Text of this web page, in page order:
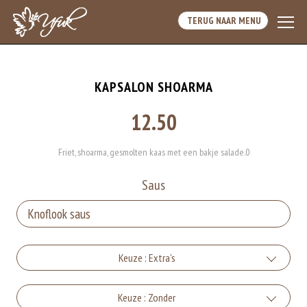
TERUG NAAR MENU
KAPSALON SHOARMA
12.50
Friet, shoarma, gesmolten kaas met een bakje salade.0
Saus
Keuze : Extra's
Kaas
Keuze : Zonder